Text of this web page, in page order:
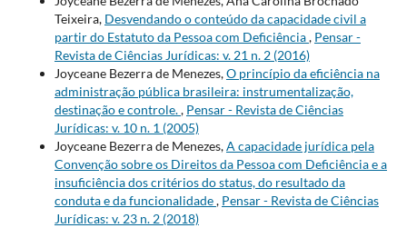
Teixeira, Desvendando o conteúdo da capacidade civil a
partir do Estatuto da Pessoa com Deficiência, Pensar -
Revista de Ciências Jurídicas: v. 21 n. 2 (2016)
Joyceane Bezerra de Menezes,O princípio da eficiência na
administração pública brasileira: instrumentalização,
destinação e controle., Pensar - Revista de Ciências
Jurídicas: v. 10 n. 1 (2005)
Joyceane Bezerra de Menezes,A capacidade jurídica pela
Convenção sobre os Direitos da Pessoa com Deficiência e a
insuficiência dos critérios do status, do resultado da
conduta e da funcionalidade, Pensar - Revista de Ciências
Jurídicas: v. 23 n. 2 (2018)